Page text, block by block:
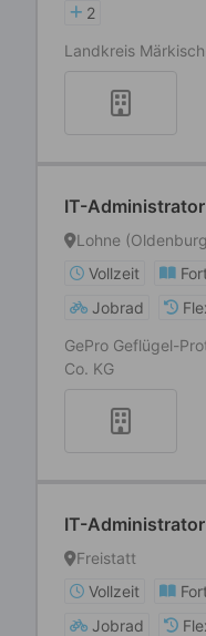
2
Landkreis
IT-
Lohne
Vollzeit
Jobrad
GePro Geflügel-
Co. KG
IT-
Freistatt
Vollzeit
Jobrad